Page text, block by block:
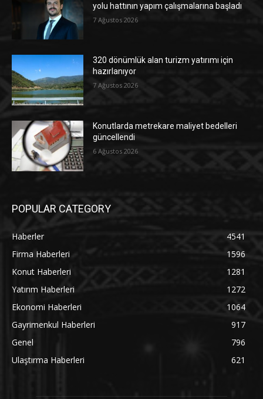
yolu hattının yapım çalışmalarına başladı
7 Ağustos 2026
320 dönümlük alan turizm yatırımı için
hazırlanıyor
7 Ağustos 2026
Konutlarda metrekare maliyet bedelleri
güncellendi
6 Ağustos 2026
POPULAR CATEGORY
Haberler
4541
Firma Haberleri
1596
Konut Haberleri
1281
Yatırım Haberleri
1272
Ekonomi Haberleri
1064
Gayrimenkul Haberleri
917
Genel
796
Ulaştırma Haberleri
621